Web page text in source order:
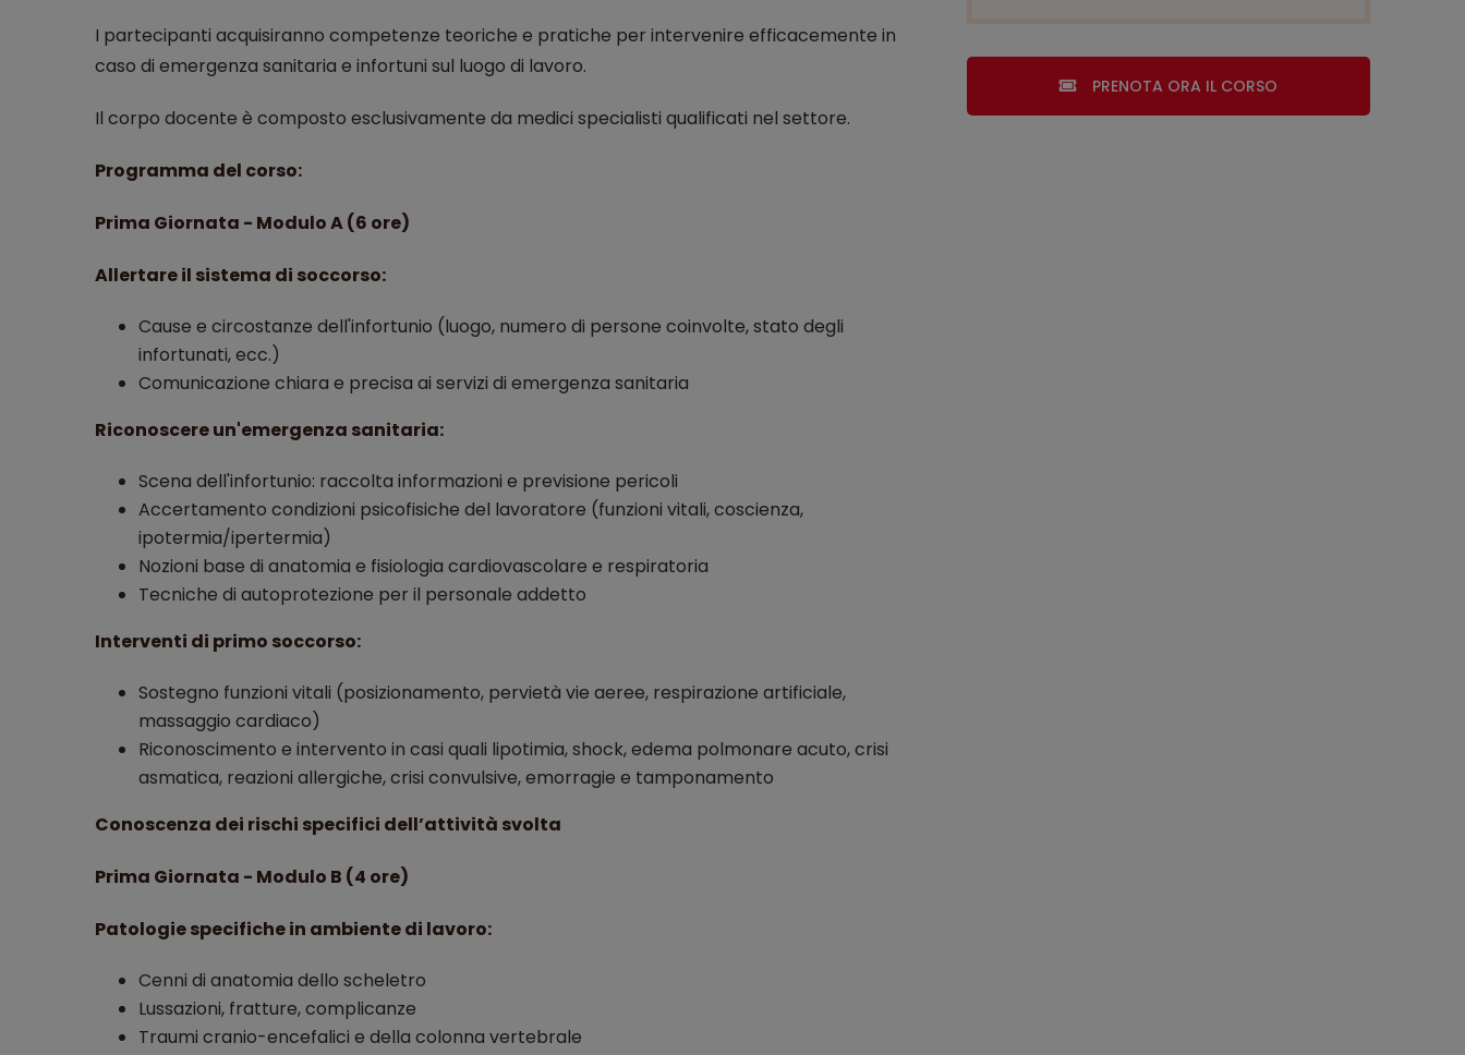
I partecipanti acquisiranno competenze teoriche e pratiche per intervenire efficacemente in
caso di emergenza sanitaria e infortuni sul luogo di lavoro.
Il corpo docente è composto esclusivamente da medici specialisti qualificati nel settore.
Programma del corso:
Prima Giornata - Modulo A (6 ore)
Allertare il sistema di soccorso:
Cause e circostanze dell'infortunio (luogo, numero di persone coinvolte, stato degli
infortunati, ecc.)
Comunicazione chiara e precisa ai servizi di emergenza sanitaria
Riconoscere un'emergenza sanitaria:
Scena dell'infortunio: raccolta informazioni e previsione pericoli
Accertamento condizioni psicofisiche del lavoratore (funzioni vitali, coscienza,
ipotermia/ipertermia)
Nozioni base di anatomia e fisiologia cardiovascolare e respiratoria
Tecniche di autoprotezione per il personale addetto
Interventi di primo soccorso:
Sostegno funzioni vitali (posizionamento, pervietà vie aeree, respirazione artificiale,
massaggio cardiaco)
Riconoscimento e intervento in casi quali lipotimia, shock, edema polmonare acuto, crisi
asmatica, reazioni allergiche, crisi convulsive, emorragie e tamponamento
Conoscenza dei rischi specifici dell’attività svolta
Prima Giornata - Modulo B (4 ore)
Patologie specifiche in ambiente di lavoro:
Cenni di anatomia dello scheletro
Lussazioni, fratture, complicanze
Traumi cranio-encefalici e della colonna vertebrale
PRENOTA ORA IL CORSO